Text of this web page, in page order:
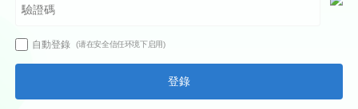
自動登錄 (请在安全信任环境下启用)
登錄